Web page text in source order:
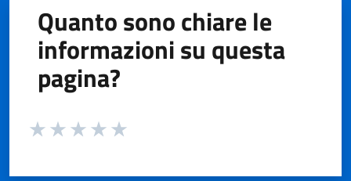
Quanto sono chiare le
informazioni su questa
pagina?
Valuta da 1 a 5 stelle la pagina